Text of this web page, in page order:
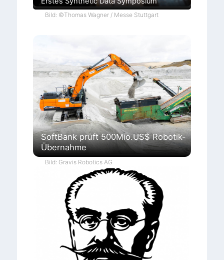
Bild: ©Thomas Wagner / Messe Stuttgart
SoftBank prüft 500Mio.US$ Robotik-
Übernahme
Bild: Gravis Robotics AG